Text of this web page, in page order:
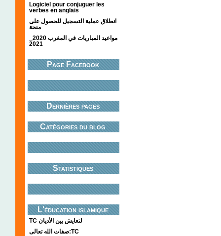
Logiciel pour conjuguer les
verbes en anglais
انطلاق عملية التسجيل للحصول على
منحة
2021
Page Facebook
Dernières pages
Catégories du blog
Statistiques
L'éducation islamique
TC لتعايش بين الأديان
صفات الله تعالى:TC